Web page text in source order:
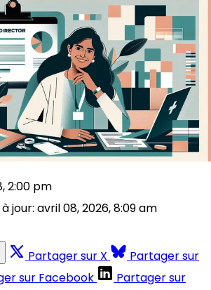
2:00 pm
jour: avril 08, 2026, 8:09 am
Partager sur X
Partager sur
sur Facebook
Partager sur